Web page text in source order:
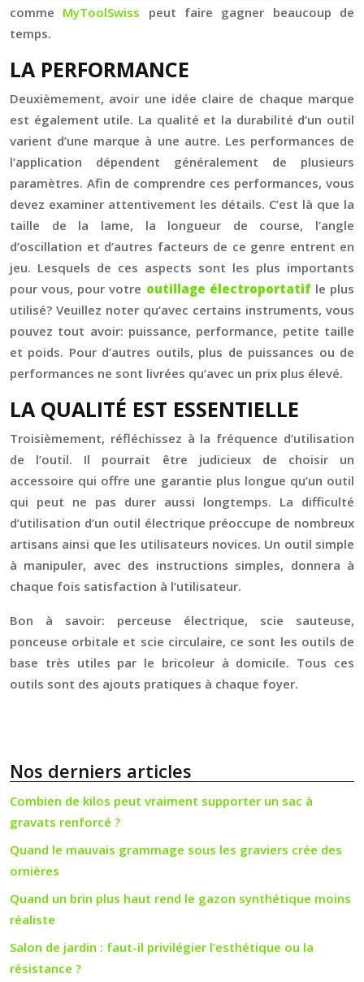
comme MyToolSwiss peut faire gagner beaucoup de
temps.
LA PERFORMANCE
Deuxièmement, avoir une idée claire de chaque marque
est également utile. La qualité et la durabilité d’un outil
varient d’une marque à une autre. Les performances de
l’application dépendent généralement de plusieurs
paramètres. Afin de comprendre ces performances, vous
devez examiner attentivement les détails. C’est là que la
taille de la lame, la longueur de course, l’angle
d’oscillation et d’autres facteurs de ce genre entrent en
jeu. Lesquels de ces aspects sont les plus importants
pour vous, pour votre outillage électroportatifle plus
utilisé? Veuillez noter qu’avec certains instruments, vous
pouvez tout avoir: puissance, performance, petite taille
et poids. Pour d’autres outils, plus de puissances ou de
performances ne sont livrées qu’avec un prix plus élevé.
LA QUALITÉ EST ESSENTIELLE
Troisièmement, réfléchissez à la fréquence d’utilisation
de l’outil. Il pourrait être judicieux de choisir un
accessoire qui offre une garantie plus longue qu’un outil
qui peut ne pas durer aussi longtemps. La difficulté
d’utilisation d’un outil électrique préoccupe de nombreux
artisans ainsi que les utilisateurs novices. Un outil simple
à manipuler, avec des instructions simples, donnera à
chaque fois satisfaction à l’utilisateur.
Bon à savoir: perceuse électrique, scie sauteuse,
ponceuse orbitale et scie circulaire, ce sont les outils de
base très utiles par le bricoleur à domicile. Tous ces
outils sont des ajouts pratiques à chaque foyer.
Nos derniers articles
Combien de kilos peut vraiment supporter un sac à
gravats renforcé ?
Quand le mauvais grammage sous les graviers crée des
ornières
Quand un brin plus haut rend le gazon synthétique moins
réaliste
Salon de jardin : faut-il privilégier l’esthétique ou la
résistance ?